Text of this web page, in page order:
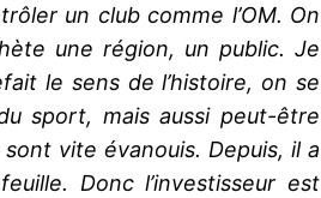
un club comme l’OM. On
une région, un public. Je
le sens de l’histoire, on se
sport, mais aussi peut-être
vite évanouis. Depuis, il a
Donc l’investisseur est